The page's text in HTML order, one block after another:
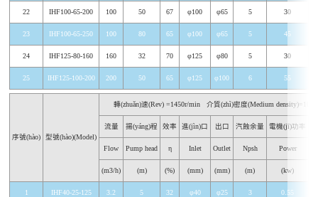
22 IHF100-65-200 100 50 67 φ100 φ65 5 30
23 IHF100-65-250 100 80 65 φ100 φ65 5 45
24 IHF125-80-160 160 32 70 φ125 φ80 5 30
25 IHF125-100-200 200 50 65 φ125 φ100 6 55
序號(hào) 型號(hào)(Model)
轉(zhuǎn)速(Rev) =1450r/min 介質(zhì)密度(Medium
流量 揚(yáng)程 效率 進(jìn)口 出口 汽蝕余量 電機(jī)功率
Flow Pump head η Inlet Outlet Npsh Power
(m3/h) (m) (%) (mm) (mm) (m) (kw)
1 IHF40-25-125 3.2 5 32 φ40 φ25 3 0.55